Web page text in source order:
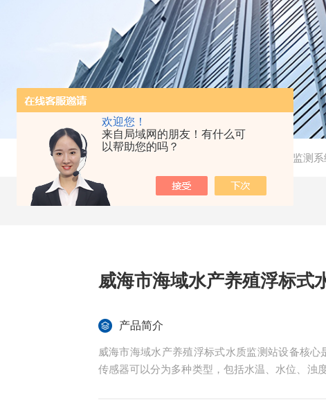
欢迎您！
来自局域网的朋友！有什么可
以帮助您的吗？
水质监测
威海市海域水产养殖浮标式
产品简介
威海市海域水产养殖浮标式水质监测站设备核
传感器可以分为多种类型，包括水温、水位、浊